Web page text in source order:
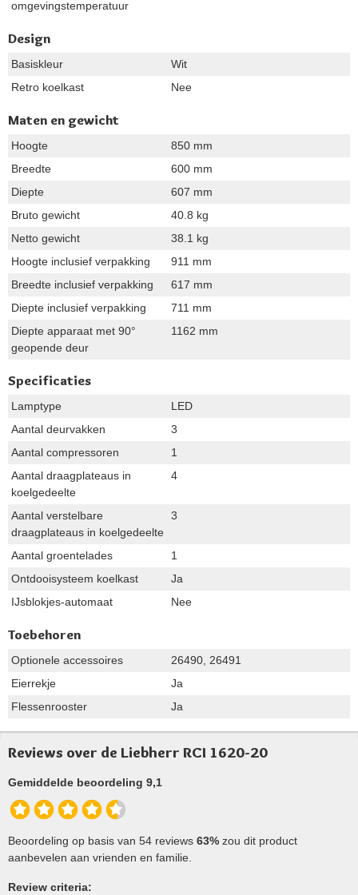
omgevingstemperatuur
Design
Basiskleur
Wit
Retro koelkast
Nee
Maten en gewicht
Hoogte
850 mm
Breedte
600 mm
Diepte
607 mm
Bruto gewicht
40.8 kg
Netto gewicht
38.1 kg
Hoogte inclusief verpakking
911 mm
Breedte inclusief verpakking
617 mm
Diepte inclusief verpakking
711 mm
Diepte apparaat met 90°
geopende deur
1162 mm
Specificaties
Lamptype
LED
Aantal deurvakken
3
Aantal compressoren
1
Aantal draagplateaus in
koelgedeelte
4
Aantal verstelbare
draagplateaus in koelgedeelte
3
Aantal groentelades
1
Ontdooisysteem koelkast
Ja
IJsblokjes-automaat
Nee
Toebehoren
Optionele accessoires
26490, 26491
Eierrekje
Ja
Flessenrooster
Ja
Reviews over de Liebherr RCI 1620-20
Gemiddelde beoordeling 9,1
Beoordeling op basis van 54 reviews 63% zou dit product
aanbevelen aan vrienden en familie.
Review criteria: